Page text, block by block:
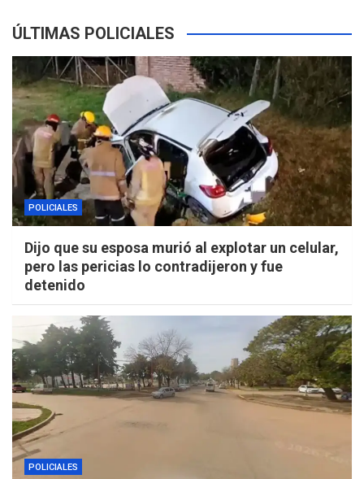
ÚLTIMAS POLICIALES
POLICIALES
Dijo que su esposa murió al explotar un celular,
pero las pericias lo contradijeron y fue
detenido
POLICIALES